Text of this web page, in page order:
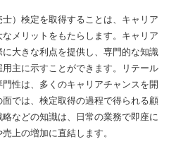
）検定を取得することは、キャリア
メリットをもたらします。キャリア
大きな利点を提供し、専門的な知識
主に示すことができます。リテール
性は、多くのキャリアチャンスを開
では、検定取得の過程で得られる顧
などの知識は、日常の業務で即座に
上の増加に直結します。